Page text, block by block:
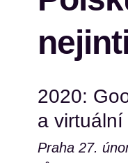
2020:
a virtuální
Praha 27.